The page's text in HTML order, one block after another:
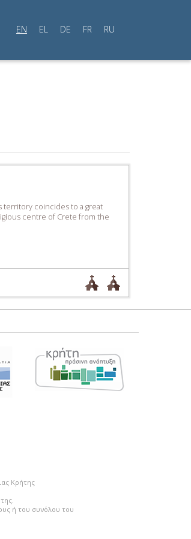
EN EL DE FR RU
territory coincides to a great
centre of Crete from the
Κρήτης
ή του συνόλου του